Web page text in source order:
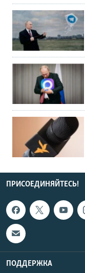
ПРИСОЕДИНЯЙТЕСЬ!
ПОДДЕРЖКА